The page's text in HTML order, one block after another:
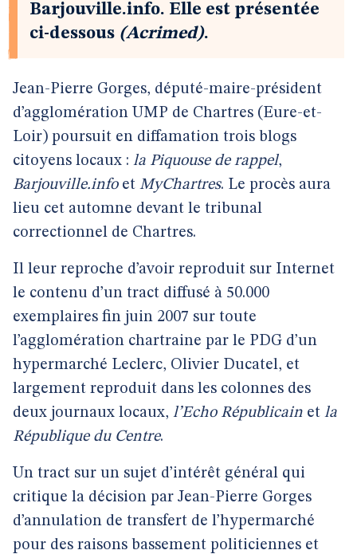
Barjouville.info. Elle est présentée
ci-dessous (Acrimed).
Jean-Pierre Gorges, député-maire-président
d’agglomération UMP de Chartres (Eure-et-
Loir) poursuit en diffamation trois blogs
citoyens locaux : la Piquouse de rappel,
Barjouville.infoet MyChartres. Le procès aura
lieu cet automne devant le tribunal
correctionnel de Chartres.
Il leur reproche d’avoir reproduit sur Internet
le contenu d’un tract diffusé à 50.000
exemplaires fin juin 2007 sur toute
l’agglomération chartraine par le PDG d’un
hypermarché Leclerc, Olivier Ducatel, et
largement reproduit dans les colonnes des
deux journaux locaux, l’Echo Républicain et la
République du Centre.
Un tract sur un sujet d’intérêt général qui
critique la décision par Jean-Pierre Gorges
d’annulation de transfert de l’hypermarché
pour des raisons bassement politiciennes et